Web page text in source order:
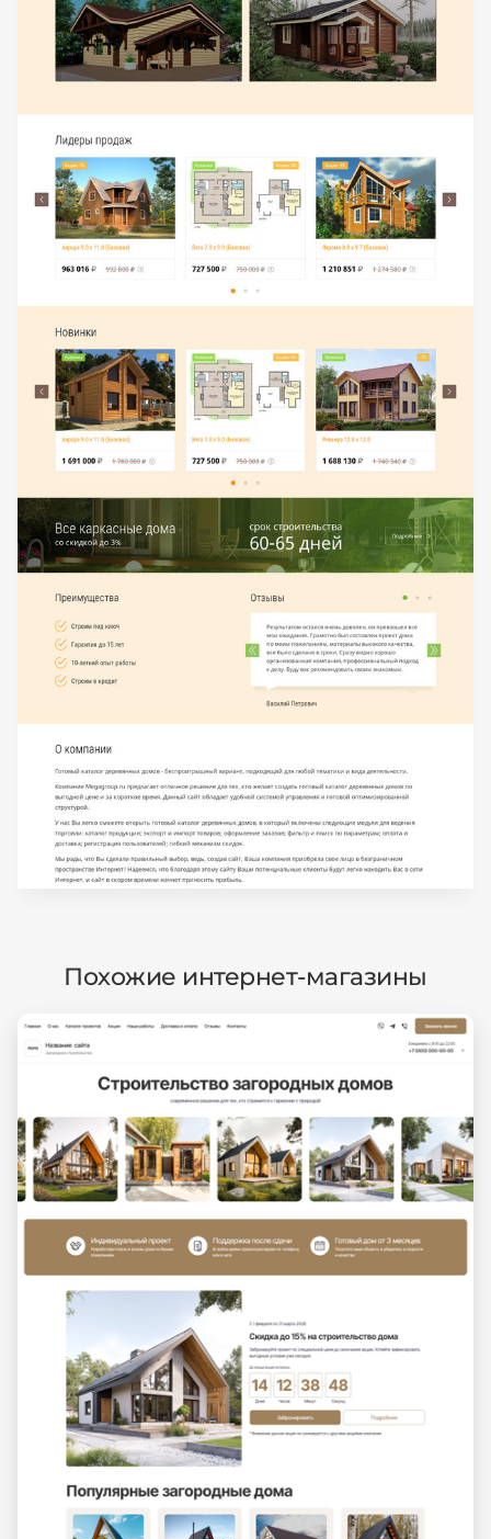
Похожие интернет-магазины